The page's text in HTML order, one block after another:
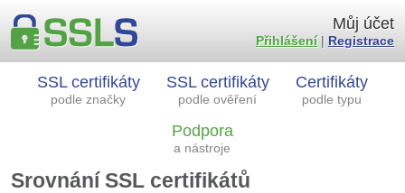
SSL certifikáty
podle značky
SSL certifikáty
podle ověření
Certifikáty
podle typu
Podpora
a nástroje
Můj účet
Přihlášení| Registrace
Srovnání SSL certifikátů